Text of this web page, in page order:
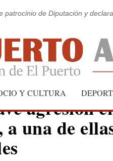
patrocinio de Diputación y
Y CULTURA
agresión
una de